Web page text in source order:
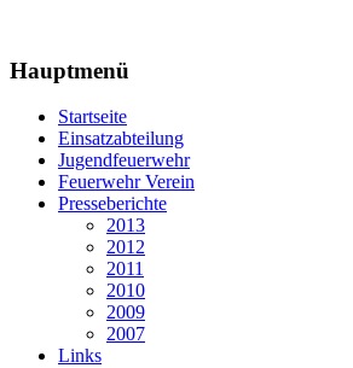
Hauptmenü
Startseite
Einsatzabteilung
Jugendfeuerwehr
Feuerwehr Verein
Presseberichte
2013
2012
2011
2010
2009
2007
Links